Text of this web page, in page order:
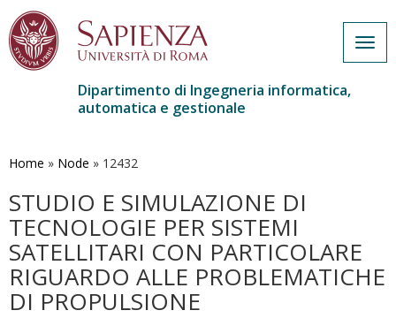
contenuto
Dipartimento di Ingegneria informatica,
automatica e gestionale
Home » Node » 12432
STUDIO E SIMULAZIONE DI
TECNOLOGIE PER SISTEMI
SATELLITARI CON PARTICOLARE
RIGUARDO ALLE PROBLEMATICHE
DI PROPULSIONE